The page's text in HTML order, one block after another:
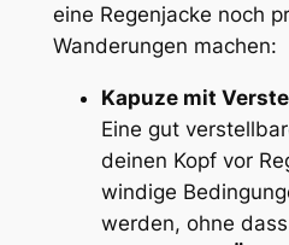
eine Regenjacke noch
Wanderungen machen:
Kapuze mit
Eine gut
deinen Kopf vor
windige
werden, ohne